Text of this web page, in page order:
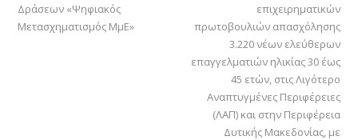
επιχειρηματικών
πρωτοβουλιών απασχόλησης
3.220 νέων ελεύθερων
επαγγελματιών ηλικίας 30 έως
45 ετών, στις Λιγότερο
Αναπτυγμένες Περιφέρειες
(ΛΑΠ) και στην Περιφέρεια
Δυτικής Μακεδονίας, με
Δράσεων «Ψηφιακός
Μετασχηματισμός ΜμΕ»